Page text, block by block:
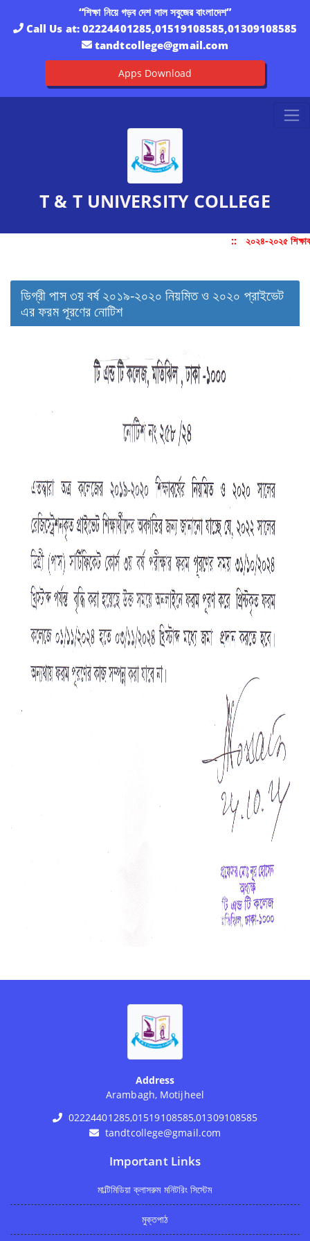
“শিক্ষা নিয়ে গড়ব দেশ লাল সবুজের বাংলাদেশ”
Call Us at: 02224401285,01519108585,01309108585
tandtcollege@gmail.com
Apps Download
T & T UNIVERSITY COLLEGE
:: ২০২৪-২০২৫
ডিগ্রী পাস ৩য় বর্ষ ২০১৯-২০২০ নিয়মিত ও ২০২০ প্রাইভেট
এর ফরম পূরণের নোটিশ
Address
Arambagh, Motijheel
02224401285,01519108585,01309108585
tandtcollege@gmail.com
Important Links
মাল্টিমিডিয়া ক্লাসরুম মনিটরিং সিস্টেম
মুক্তপাঠ